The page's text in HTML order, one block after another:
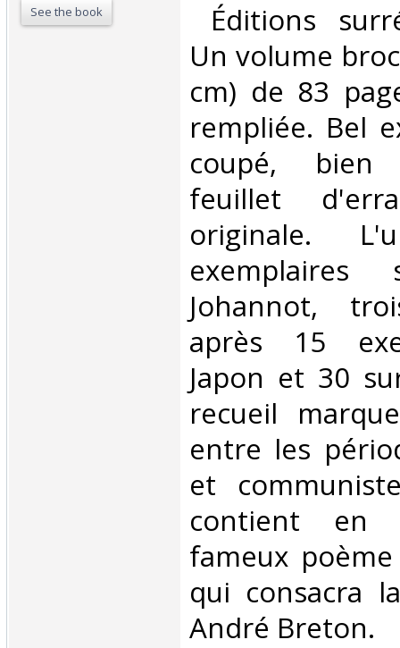
See the book
Éditions
Un volume
cm) de 83
rempliée. Bel
coupé,
feuillet
originale.
Johannot,
après 15
Japon et 30
recueil
entre les
et
contient en
fameux
qui consacra
André Breton. ‎